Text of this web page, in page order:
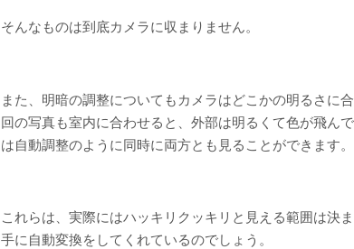
そんなものは到底カメラに収まりません。
また、明暗の調整についてもカメラはどこかの明るさに
回の写真も室内に合わせると、外部は明るくて色が飛ん
は自動調整のように同時に両方とも見ることができます。
これらは、実際にはハッキリクッキリと見える範囲は決
手に自動変換をしてくれているのでしょう。